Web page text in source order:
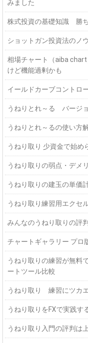
みました
株式投資の基礎知識 勝
ショットガン投資法のノ
相場チャート（aiba
けど機能過剰かも
イールドカーブコントロ
うねりとれ～る バージ
うねりとれ～るの使い方
うねり取り 少資金で始め
うねり取りの弱点・デメ
うねり取りの建玉の単価
うねり取り練習用エク
みんなのうねり取りの評
チャートギャラリー プロ
うねり取りの練習が無料
ートツール比較
うねり取り 練習にツカ
うねり取りをFXで実践す
うねり取り入門の評判は